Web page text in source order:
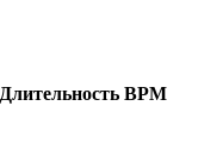
Длительность BPM